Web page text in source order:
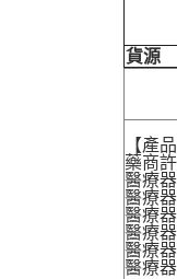
貨源
【產
藥商
醫療
醫療
醫療
醫療
醫療
醫療